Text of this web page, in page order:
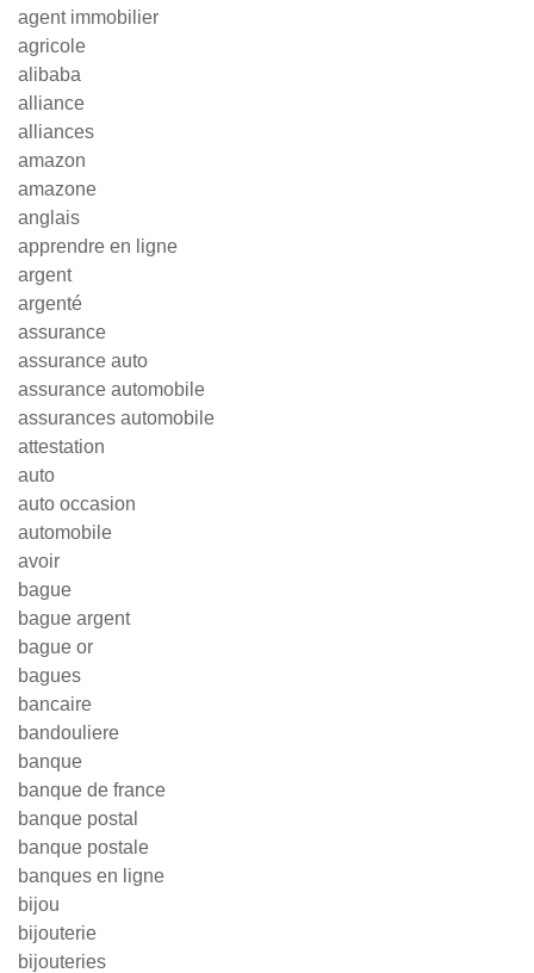
agent immobilier
agricole
alibaba
alliance
alliances
amazon
amazone
anglais
apprendre en ligne
argent
argenté
assurance
assurance auto
assurance automobile
assurances automobile
attestation
auto
auto occasion
automobile
avoir
bague
bague argent
bague or
bagues
bancaire
bandouliere
banque
banque de france
banque postal
banque postale
banques en ligne
bijou
bijouterie
bijouteries